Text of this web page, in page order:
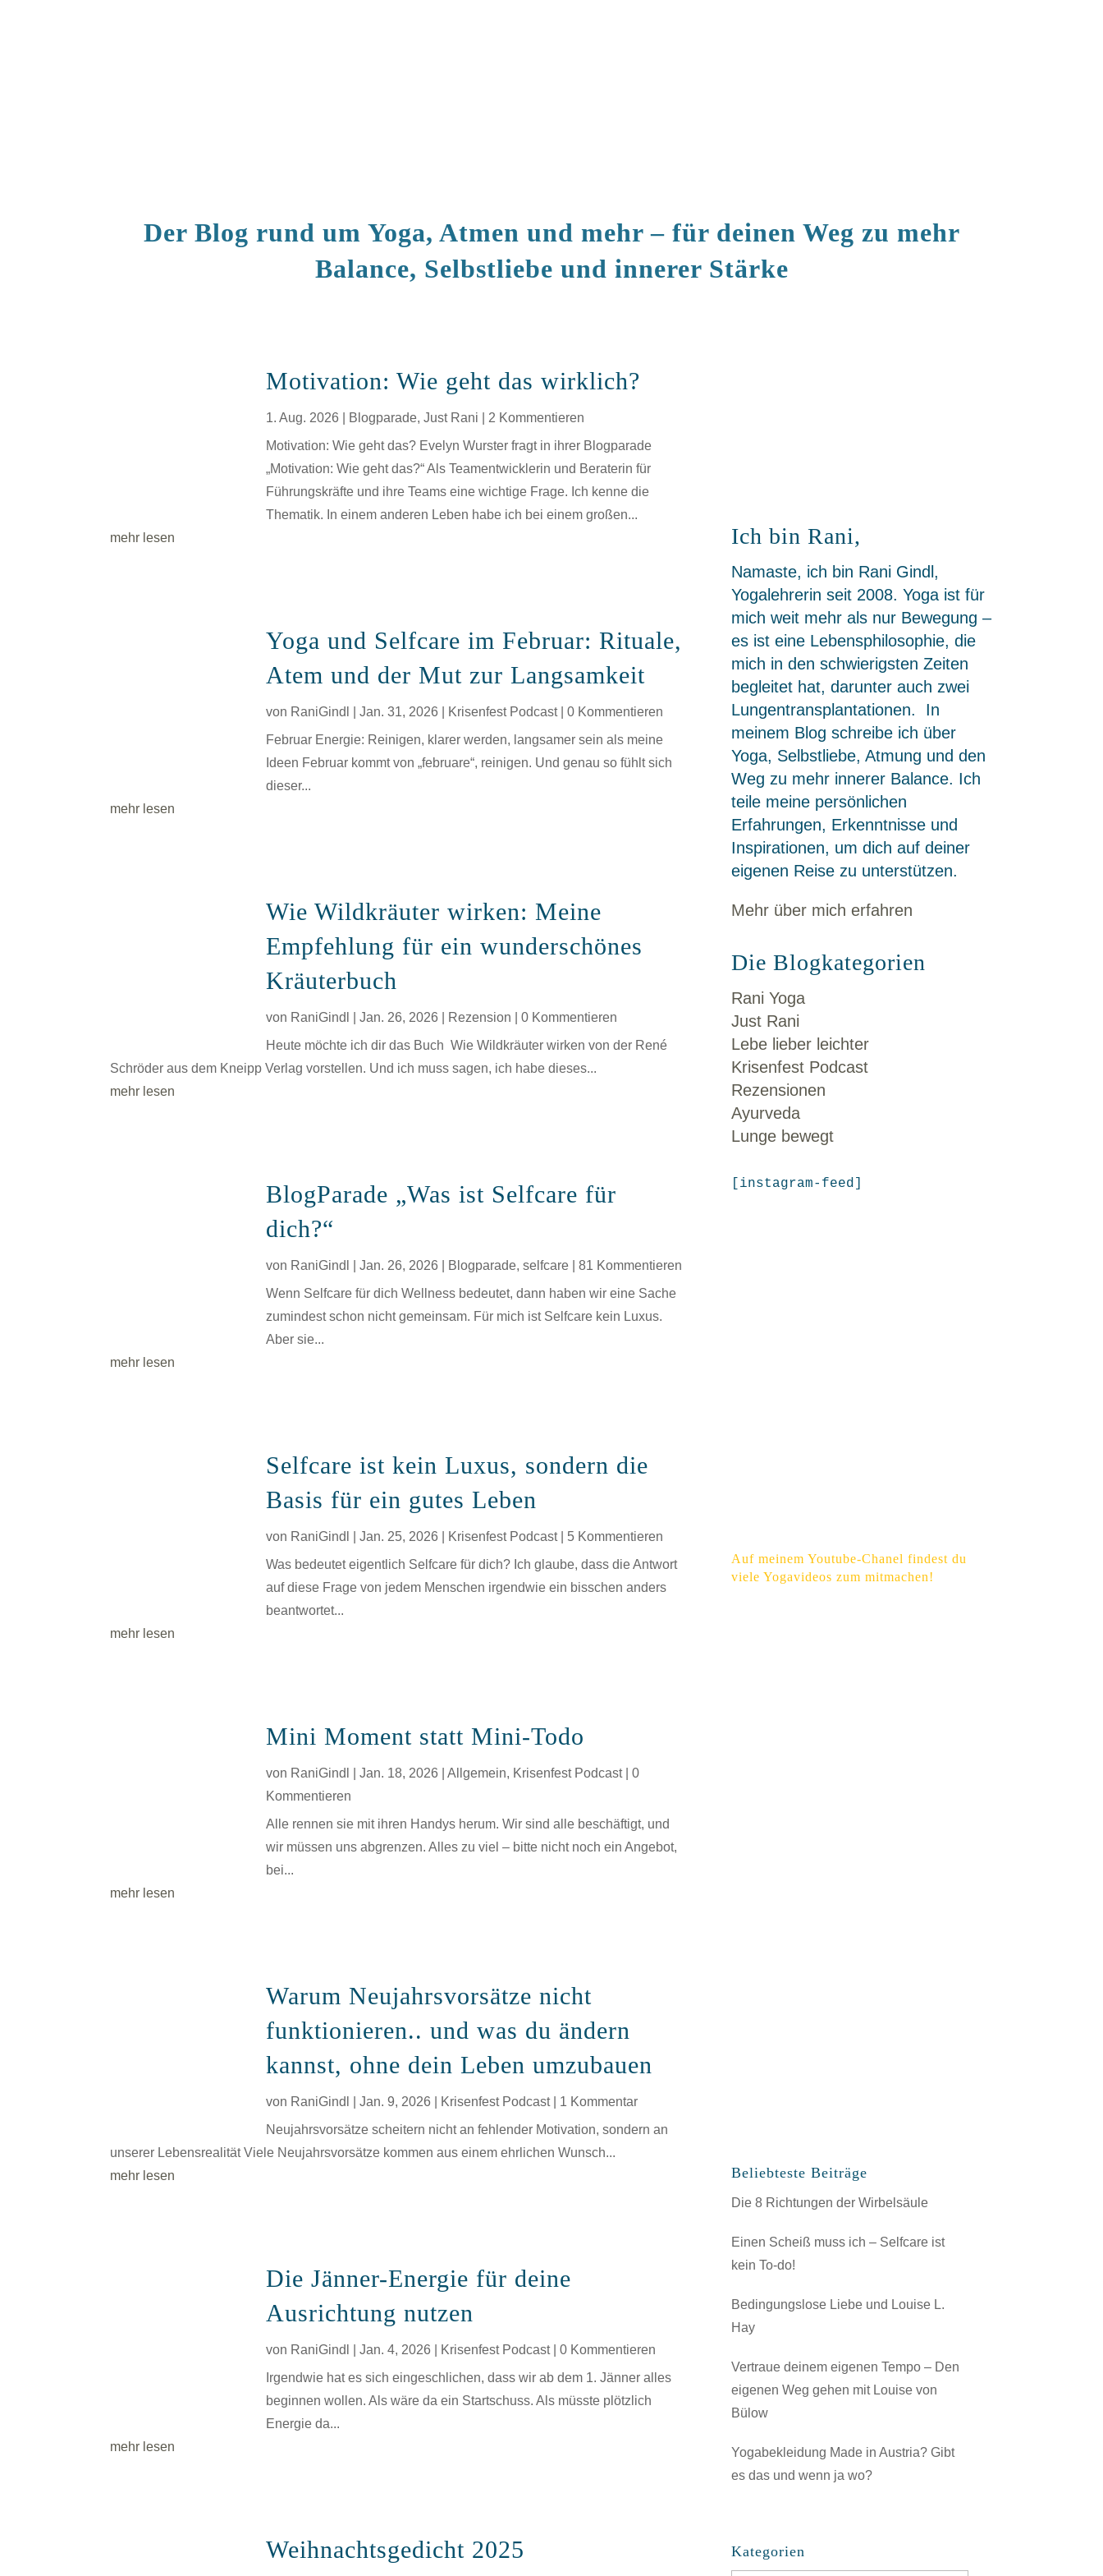
Der Blog rund um Yoga, Atmen und mehr – für deinen Weg zu mehr
Balance, Selbstliebe und innerer Stärke
Motivation: Wie geht das wirklich?
1. Aug. 2026 Blogparade, Just Rani | 2 Kommentieren
Motivation: Wie geht das? Evelyn Wurster fragt in ihrer Blogparade
„Motivation: Wie geht das?“ Als Teamentwicklerin und Beraterin für
Führungskräfte und ihre Teams eine wichtige Frage. Ich kenne die
Thematik. In einem anderen Leben habe ich bei einem großen...
mehr lesen
Yoga und Selfcare im Februar: Rituale,
Atem und der Mut zur Langsamkeit
von RaniGindl Jan. 31, 2026 Krisenfest Podcast| 0 Kommentieren
Februar Energie: Reinigen, klarer werden, langsamer sein als meine
Ideen Februar kommt von „februare“, reinigen. Und genau so fühlt sich
dieser...
mehr lesen
Wie Wildkräuter wirken: Meine
Empfehlung für ein wunderschönes
Kräuterbuch
von RaniGindl Jan. 26, 2026 Rezension | 0 Kommentieren
Heute möchte ich dir das Buch Wie Wildkräuter wirken von der René
Schröder aus dem Kneipp Verlag vorstellen. Und ich muss sagen, ich habe dieses...
mehr lesen
BlogParade „Was ist Selfcare für
dich?“
von RaniGindl Jan. 26, 2026 Blogparade, selfcare| 81 Kommentieren
Wenn Selfcare für dich Wellness bedeutet, dann haben wir eine Sache
zumindest schon nicht gemeinsam. Für mich ist Selfcare kein Luxus.
Aber sie...
mehr lesen
Selfcare ist kein Luxus, sondern die
Basis für ein gutes Leben
von RaniGindl Jan. 25, 2026 Krisenfest Podcast| 5 Kommentieren
Was bedeutet eigentlich Selfcare für dich? Ich glaube, dass die Antwort
auf diese Frage von jedem Menschen irgendwie ein bisschen anders
beantwortet...
mehr lesen
Mini Moment statt Mini-Todo
von RaniGindl Jan. 18, 2026 Allgemein, Krisenfest Podcast| 0
Kommentieren
Alle rennen sie mit ihren Handys herum. Wir sind alle beschäftigt, und
wir müssen uns abgrenzen. Alles zu viel – bitte nicht noch ein Angebot,
bei...
mehr lesen
Warum Neujahrsvorsätze nicht
funktionieren.. und was du ändern
kannst, ohne dein Leben umzubauen
von RaniGindl Jan. 9, 2026 Krisenfest Podcast| 1 Kommentar
Neujahrsvorsätze scheitern nicht an fehlender Motivation, sondern an
unserer Lebensrealität Viele Neujahrsvorsätze kommen aus einem ehrlichen Wunsch...
mehr lesen
Die Jänner-Energie für deine
Ausrichtung nutzen
von RaniGindl Jan. 4, 2026 Krisenfest Podcast| 0 Kommentieren
Irgendwie hat es sich eingeschlichen, dass wir ab dem 1. Jänner alles
beginnen wollen. Als wäre da ein Startschuss. Als müsste plötzlich
Energie da...
mehr lesen
Weihnachtsgedicht 2025
Ich bin Rani,
Namaste, ich bin Rani Gindl,
Yogalehrerin seit 2008. Yoga ist für
mich weit mehr als nur Bewegung –
es ist eine Lebensphilosophie, die
mich in den schwierigsten Zeiten
begleitet hat, darunter auch zwei
Lungentransplantationen. In
meinem Blog schreibe ich über
Yoga, Selbstliebe, Atmung und den
Weg zu mehr innerer Balance. Ich
teile meine persönlichen
Erfahrungen, Erkenntnisse und
Inspirationen, um dich auf deiner
eigenen Reise zu unterstützen.
Mehr über mich erfahren
Die Blogkategorien
Rani Yoga
Just Rani
Lebe lieber leichter
Krisenfest Podcast
Rezensionen
Ayurveda
Lunge bewegt
[instagram-feed]
Auf meinem Youtube-Chanel findest du
viele Yogavideos zum mitmachen!
Beliebteste Beiträge
Die 8 Richtungen der Wirbelsäule
Einen Scheiß muss ich – Selfcare ist
kein To-do!
Bedingungslose Liebe und Louise L.
Hay
Vertraue deinem eigenen Tempo – Den
eigenen Weg gehen mit Louise von
Bülow
Yogabekleidung Made in Austria? Gibt
es das und wenn ja wo?
Kategorien